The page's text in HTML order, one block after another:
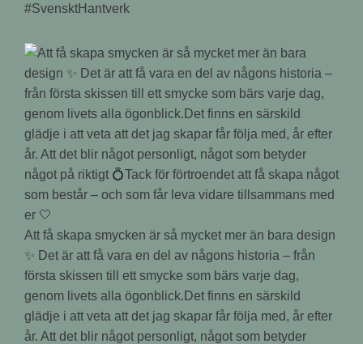
#SvensktHantverk
Att få skapa smycken är så mycket mer än bara design
✨ Det är att få vara en del av någons historia – från
första skissen till ett smycke som bärs varje dag,
genom livets alla ögonblick.Det finns en särskild
glädje i att veta att det jag skapar får följa med, år efter
år. Att det blir något personligt, något som betyder